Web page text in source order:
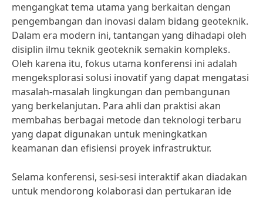
mengangkat tema utama yang berkaitan dengan
pengembangan dan inovasi dalam bidang geoteknik.
Dalam era modern ini, tantangan yang dihadapi oleh
disiplin ilmu teknik geoteknik semakin kompleks.
Oleh karena itu, fokus utama konferensi ini adalah
mengeksplorasi solusi inovatif yang dapat mengatasi
masalah-masalah lingkungan dan pembangunan
yang berkelanjutan. Para ahli dan praktisi akan
membahas berbagai metode dan teknologi terbaru
yang dapat digunakan untuk meningkatkan
keamanan dan efisiensi proyek infrastruktur.
Selama konferensi, sesi-sesi interaktif akan diadakan
untuk mendorong kolaborasi dan pertukaran ide